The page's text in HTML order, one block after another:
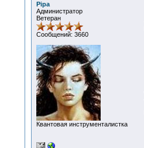
Pipa
Администратор
Ветеран
Сообщений: 3660
Квантовая инструменталистка